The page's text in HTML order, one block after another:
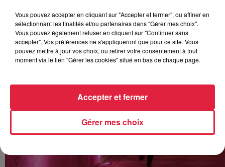
Vous pouvez accepter en cliquant sur "Accepter et fermer", ou affiner en
sélectionnant les finalités et/ou partenaires dans "Gérer mes choix".
Vous pouvez également refuser en cliquant sur "Continuer sans
accepter". Vos préférences ne s'appliqueront que pour ce site. Vous
pouvez mettre à jour vos choix, ou retirer votre consentement à tout
moment via le lien "Gérer les cookies" situé en bas de chaque page.
Gérer mes choix
Accepter et fermer